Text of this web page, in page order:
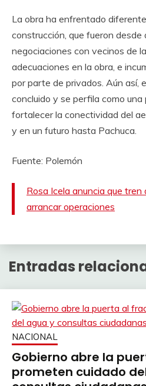
La obra ha enfrentado
construcción, que fueron
negociaciones con vecinos de
adecuaciones en la obra, e
por parte de privados. Aún así,
concluido y se perfila como
fortalecer la conectividad del
y en un futuro hasta Pachuca.
Fuente: Polemón
Rosa Icela anuncia que
arrancar operaciones
Entradas
NACIONAL
Gobierno abre la
prometen cuidado